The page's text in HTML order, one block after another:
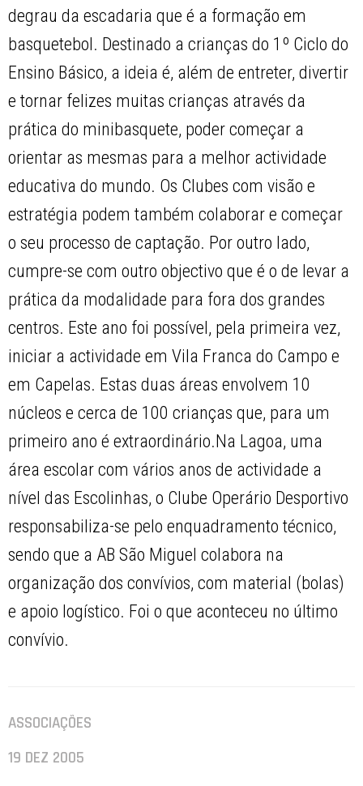
degrau da escadaria que é a formação em
basquetebol. Destinado a crianças do 1º Ciclo do
Ensino Básico, a ideia é, além de entreter, divertir
e tornar felizes muitas crianças através da
prática do minibasquete, poder começar a
orientar as mesmas para a melhor actividade
educativa do mundo. Os Clubes com visão e
estratégia podem também colaborar e começar
o seu processo de captação. Por outro lado,
cumpre-se com outro objectivo que é o de levar a
prática da modalidade para fora dos grandes
centros. Este ano foi possível, pela primeira vez,
iniciar a actividade em Vila Franca do Campo e
em Capelas. Estas duas áreas envolvem 10
núcleos e cerca de 100 crianças que, para um
primeiro ano é extraordinário.Na Lagoa, uma
área escolar com vários anos de actividade a
nível das Escolinhas, o Clube Operário Desportivo
responsabiliza-se pelo enquadramento técnico,
sendo que a AB São Miguel colabora na
organização dos convívios, com material (bolas)
e apoio logístico. Foi o que aconteceu no último
convívio.
ASSOCIAÇÕES
19 DEZ 2005